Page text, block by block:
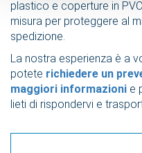
plastico e coperture in
misura per proteggere al
spedizione.
La nostra esperienza è a
potete richiedere un
maggiori informazioni e
lieti di rispondervi e